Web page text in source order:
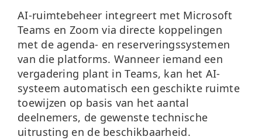
AI-ruimtebeheer integreert met Microsoft
Teams en Zoom via directe koppelingen
met de agenda- en reserveringssystemen
van die platforms. Wanneer iemand een
vergadering plant in Teams, kan het AI-
systeem automatisch een geschikte ruimte
toewijzen op basis van het aantal
deelnemers, de gewenste technische
uitrusting en de beschikbaarheid.